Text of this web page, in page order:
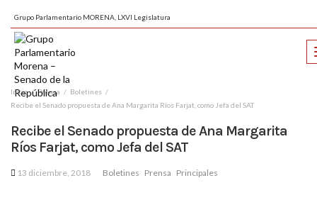
Grupo Parlamentario MORENA, LXVI Legislatura
Inicio Prensa
Boletines
Recibe el Senado propuesta de Ana Margarita Ríos Farjat, como Jefa del SAT
Recibe el Senado propuesta de Ana Margarita
Ríos Farjat, como Jefa del SAT
13 diciembre, 2018 Boletines Prensa Principales